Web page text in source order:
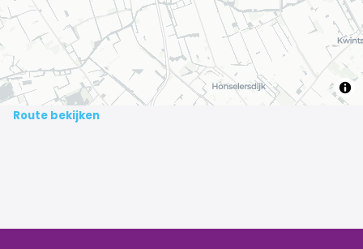
Route bekijken